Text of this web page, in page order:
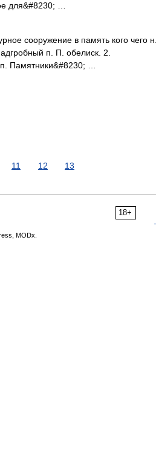
для&#8230; …
сооружение в память кого чего н.
п. П. обелиск. 2.
Памятники&#8230; …
11 12 13
18+
MODx.